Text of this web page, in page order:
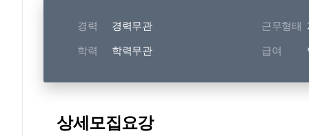
경력 경력무관 근무형태
학력 학력무관 급여
상세모집요강